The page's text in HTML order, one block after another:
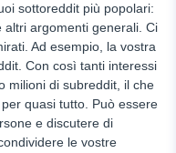
sottoreddit più popolari:
altri argomenti generali. Ci
Ad esempio, la vostra
Con così tanti interessi
milioni di subreddit, il che
quasi tutto. Può essere
e discutere di
le vostre